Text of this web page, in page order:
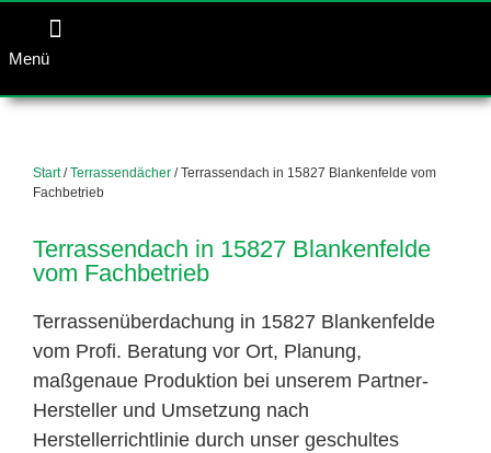
Menü
Start/Terrassendächer / Terrassendach in 15827 Blankenfelde vom
Fachbetrieb
Terrassendach in 15827 Blankenfelde
vom Fachbetrieb
Terrassenüberdachung in 15827 Blankenfelde
vom Profi. Beratung vor Ort, Planung,
maßgenaue Produktion bei unserem Partner-
Hersteller und Umsetzung nach
Herstellerrichtlinie durch unser geschultes